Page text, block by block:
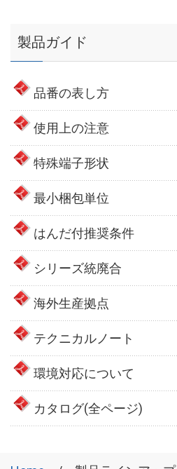
製品ガイド
品番の表し方
使用上の注意
特殊端子形状
最小梱包単位
はんだ付推奨条件
シリーズ統廃合
海外生産拠点
テクニカルノート
環境対応について
カタログ(全ページ)